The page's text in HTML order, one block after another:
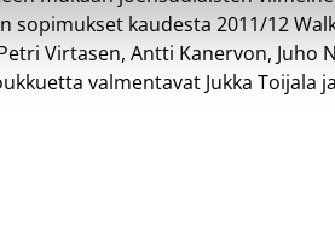
kaudesta 2011/12
Virtasen, Antti Kanervon, Juho
valmentavat Jukka Toijala